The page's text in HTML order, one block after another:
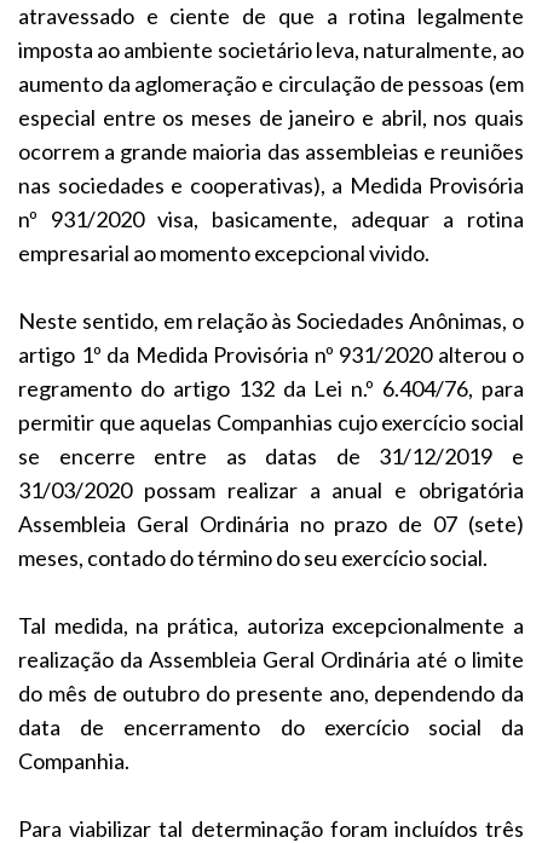
atravessado e ciente de que a rotina legalmente
imposta ao ambiente societário leva, naturalmente, ao
aumento da aglomeração e circulação de pessoas (em
especial entre os meses de janeiro e abril, nos quais
ocorrem a grande maioria das assembleias e reuniões
nas sociedades e cooperativas), a Medida Provisória
nº 931/2020 visa, basicamente, adequar a rotina
empresarial ao momento excepcional vivido.
Neste sentido, em relação às Sociedades Anônimas, o
artigo 1º da Medida Provisória nº 931/2020 alterou o
regramento do artigo 132 da Lei n.º 6.404/76, para
permitir que aquelas Companhias cujo exercício social
se encerre entre as datas de 31/12/2019 e
31/03/2020 possam realizar a anual e obrigatória
Assembleia Geral Ordinária no prazo de 07 (sete)
meses, contado do término do seu exercício social.
Tal medida, na prática, autoriza excepcionalmente a
realização da Assembleia Geral Ordinária até o limite
do mês de outubro do presente ano, dependendo da
data de encerramento do exercício social da
Companhia.
Para viabilizar tal determinação foram incluídos três